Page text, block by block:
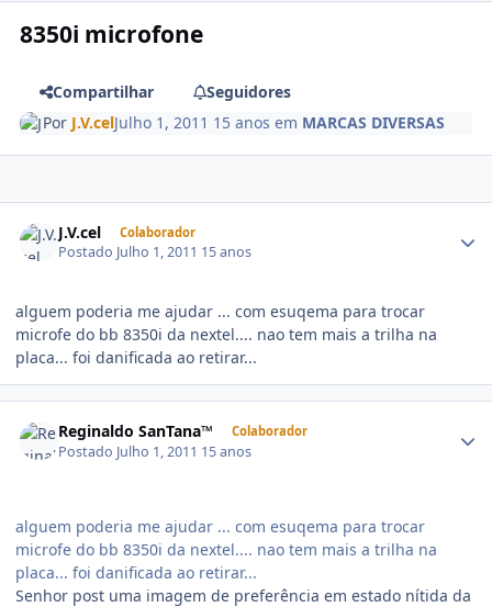
8350i microfone
Compartilhar
Seguidores
Por J.V.celJulho 1, 2011 15 anos em MARCAS DIVERSAS
J.V.cel Colaborador
Postado Julho 1, 2011 15 anos
alguem poderia me ajudar ... com esuqema para trocar
microfe do bb 8350i da nextel.... nao tem mais a trilha na
placa... foi danificada ao retirar...
Reginaldo SanTana™ Colaborador
Postado Julho 1, 2011 15 anos
alguem poderia me ajudar ... com esuqema para trocar
microfe do bb 8350i da nextel.... nao tem mais a trilha na
placa... foi danificada ao retirar...
Senhor post uma imagem de preferência em estado nítida da